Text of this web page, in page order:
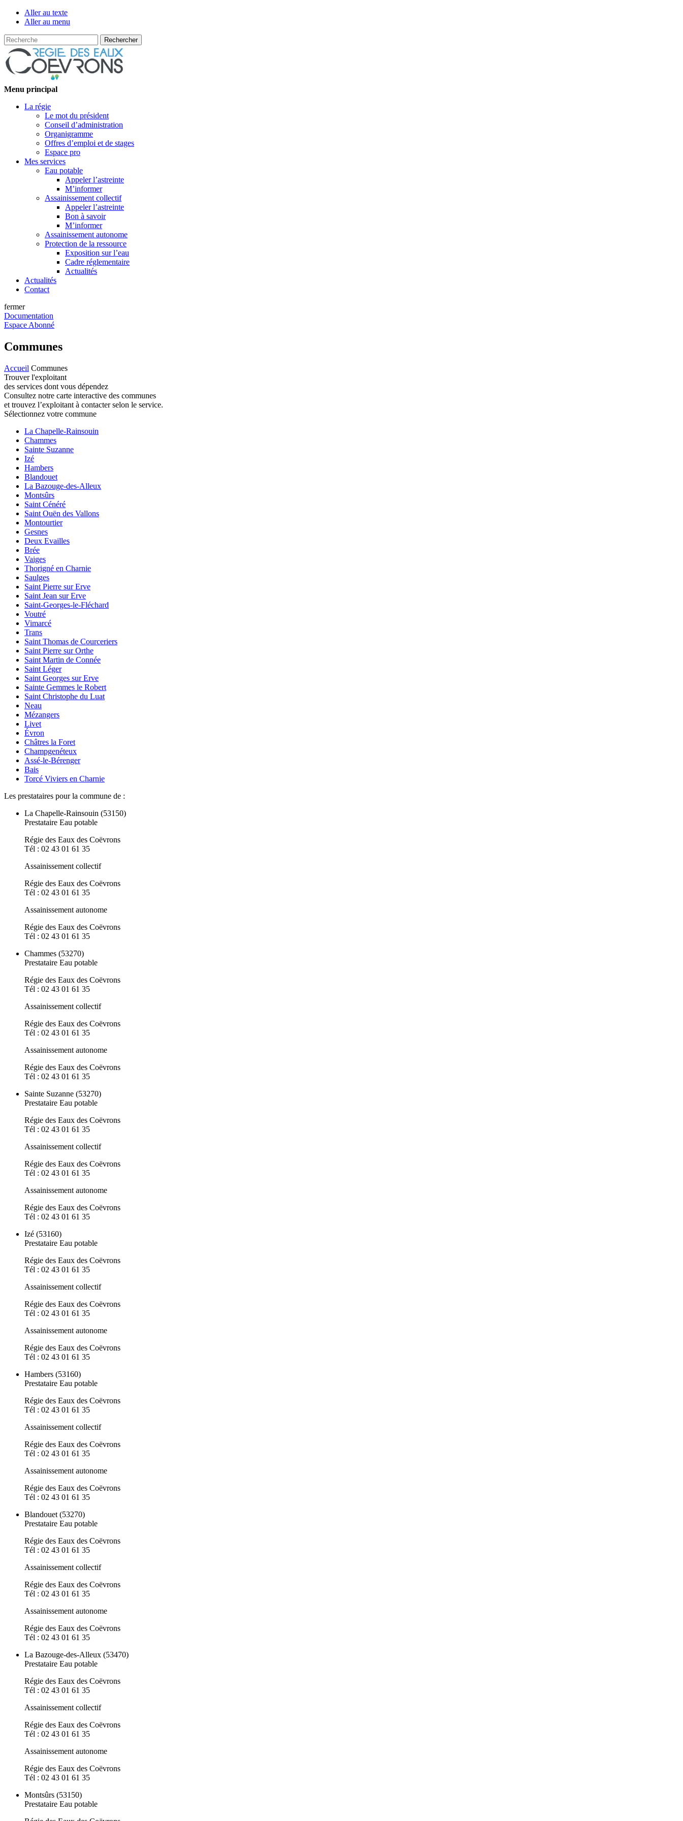
Aller au texte
Aller au menu
Recherche
Passer
contenu
Menu principal
La régie
Le mot du président
Conseil d’administration
Organigramme
Offres d’emploi et de stages
Espace pro
Mes services
Eau potable
Appeler l’astreinte
M’informer
Assainissement collectif
Appeler l’astreinte
Bon à savoir
M’informer
Assainissement autonome
Protection de la ressource
Exposition sur l’eau
Cadre réglementaire
Actualités
Actualités
Contact
fermer
Documentation
Espace Abonné
Communes
Accueil Communes
Trouver l'exploitant
des services dont vous dépendez
Consultez notre carte interactive des communes
et trouvez l’exploitant à contacter selon le service.
Sélectionnez votre commune
La Chapelle-Rainsouin
Chammes
Sainte Suzanne
Izé
Hambers
Blandouet
La Bazouge-des-Alleux
Montsûrs
Saint Cénéré
Saint Ouën des Vallons
Montourtier
Gesnes
Deux Evailles
Brée
Vaiges
Thorigné en Charnie
Saulges
Saint Pierre sur Erve
Saint Jean sur Erve
Saint-Georges-le-Fléchard
Voutré
Vimarcé
Trans
Saint Thomas de Courceriers
Saint Pierre sur Orthe
Saint Martin de Connée
Saint Léger
Saint Georges sur Erve
Sainte Gemmes le Robert
Saint Christophe du Luat
Neau
Mézangers
Livet
Évron
Châtres la Foret
Champgenéteux
Assé-le-Bérenger
Bais
Torcé Viviers en Charnie
Les prestataires pour la commune de :
La Chapelle-Rainsouin (53150)
Prestataire Eau potable
Régie des Eaux des Coëvrons
Tél : 02 43 01 61 35
Assainissement collectif
Régie des Eaux des Coëvrons
Tél : 02 43 01 61 35
Assainissement autonome
Régie des Eaux des Coëvrons
Tél : 02 43 01 61 35
Chammes (53270)
Prestataire Eau potable
Régie des Eaux des Coëvrons
Tél : 02 43 01 61 35
Assainissement collectif
Régie des Eaux des Coëvrons
Tél : 02 43 01 61 35
Assainissement autonome
Régie des Eaux des Coëvrons
Tél : 02 43 01 61 35
Sainte Suzanne (53270)
Prestataire Eau potable
Régie des Eaux des Coëvrons
Tél : 02 43 01 61 35
Assainissement collectif
Régie des Eaux des Coëvrons
Tél : 02 43 01 61 35
Assainissement autonome
Régie des Eaux des Coëvrons
Tél : 02 43 01 61 35
Izé (53160)
Prestataire Eau potable
Régie des Eaux des Coëvrons
Tél : 02 43 01 61 35
Assainissement collectif
Régie des Eaux des Coëvrons
Tél : 02 43 01 61 35
Assainissement autonome
Régie des Eaux des Coëvrons
Tél : 02 43 01 61 35
Hambers (53160)
Prestataire Eau potable
Régie des Eaux des Coëvrons
Tél : 02 43 01 61 35
Assainissement collectif
Régie des Eaux des Coëvrons
Tél : 02 43 01 61 35
Assainissement autonome
Régie des Eaux des Coëvrons
Tél : 02 43 01 61 35
Blandouet (53270)
Prestataire Eau potable
Régie des Eaux des Coëvrons
Tél : 02 43 01 61 35
Assainissement collectif
Régie des Eaux des Coëvrons
Tél : 02 43 01 61 35
Assainissement autonome
Régie des Eaux des Coëvrons
Tél : 02 43 01 61 35
La Bazouge-des-Alleux (53470)
Prestataire Eau potable
Régie des Eaux des Coëvrons
Tél : 02 43 01 61 35
Assainissement collectif
Régie des Eaux des Coëvrons
Tél : 02 43 01 61 35
Assainissement autonome
Régie des Eaux des Coëvrons
Tél : 02 43 01 61 35
Montsûrs (53150)
Prestataire Eau potable